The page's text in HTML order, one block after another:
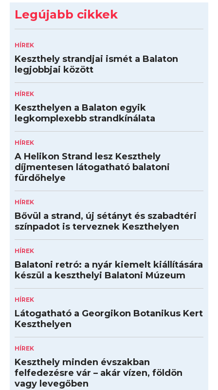
Legújabb cikkek
HÍREK
Keszthely strandjai ismét a Balaton
legjobbjai között
HÍREK
Keszthelyen a Balaton egyik
legkomplexebb strandkínálata
HÍREK
A Helikon Strand lesz Keszthely
díjmentesen látogatható balatoni
fürdőhelye
HÍREK
Bővül a strand, új sétányt és szabadtéri
színpadot is terveznek Keszthelyen
HÍREK
Balatoni retró: a nyár kiemelt kiállítására
készül a keszthelyi Balatoni Múzeum
HÍREK
Látogatható a Georgikon Botanikus Kert
Keszthelyen
HÍREK
Keszthely minden évszakban
felfedezésre vár – akár vízen, földön
vagy levegőben